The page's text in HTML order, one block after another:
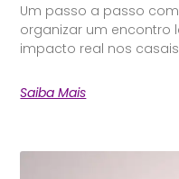
Um passo a passo
organizar um encontro
impacto real nos
Saiba Mais